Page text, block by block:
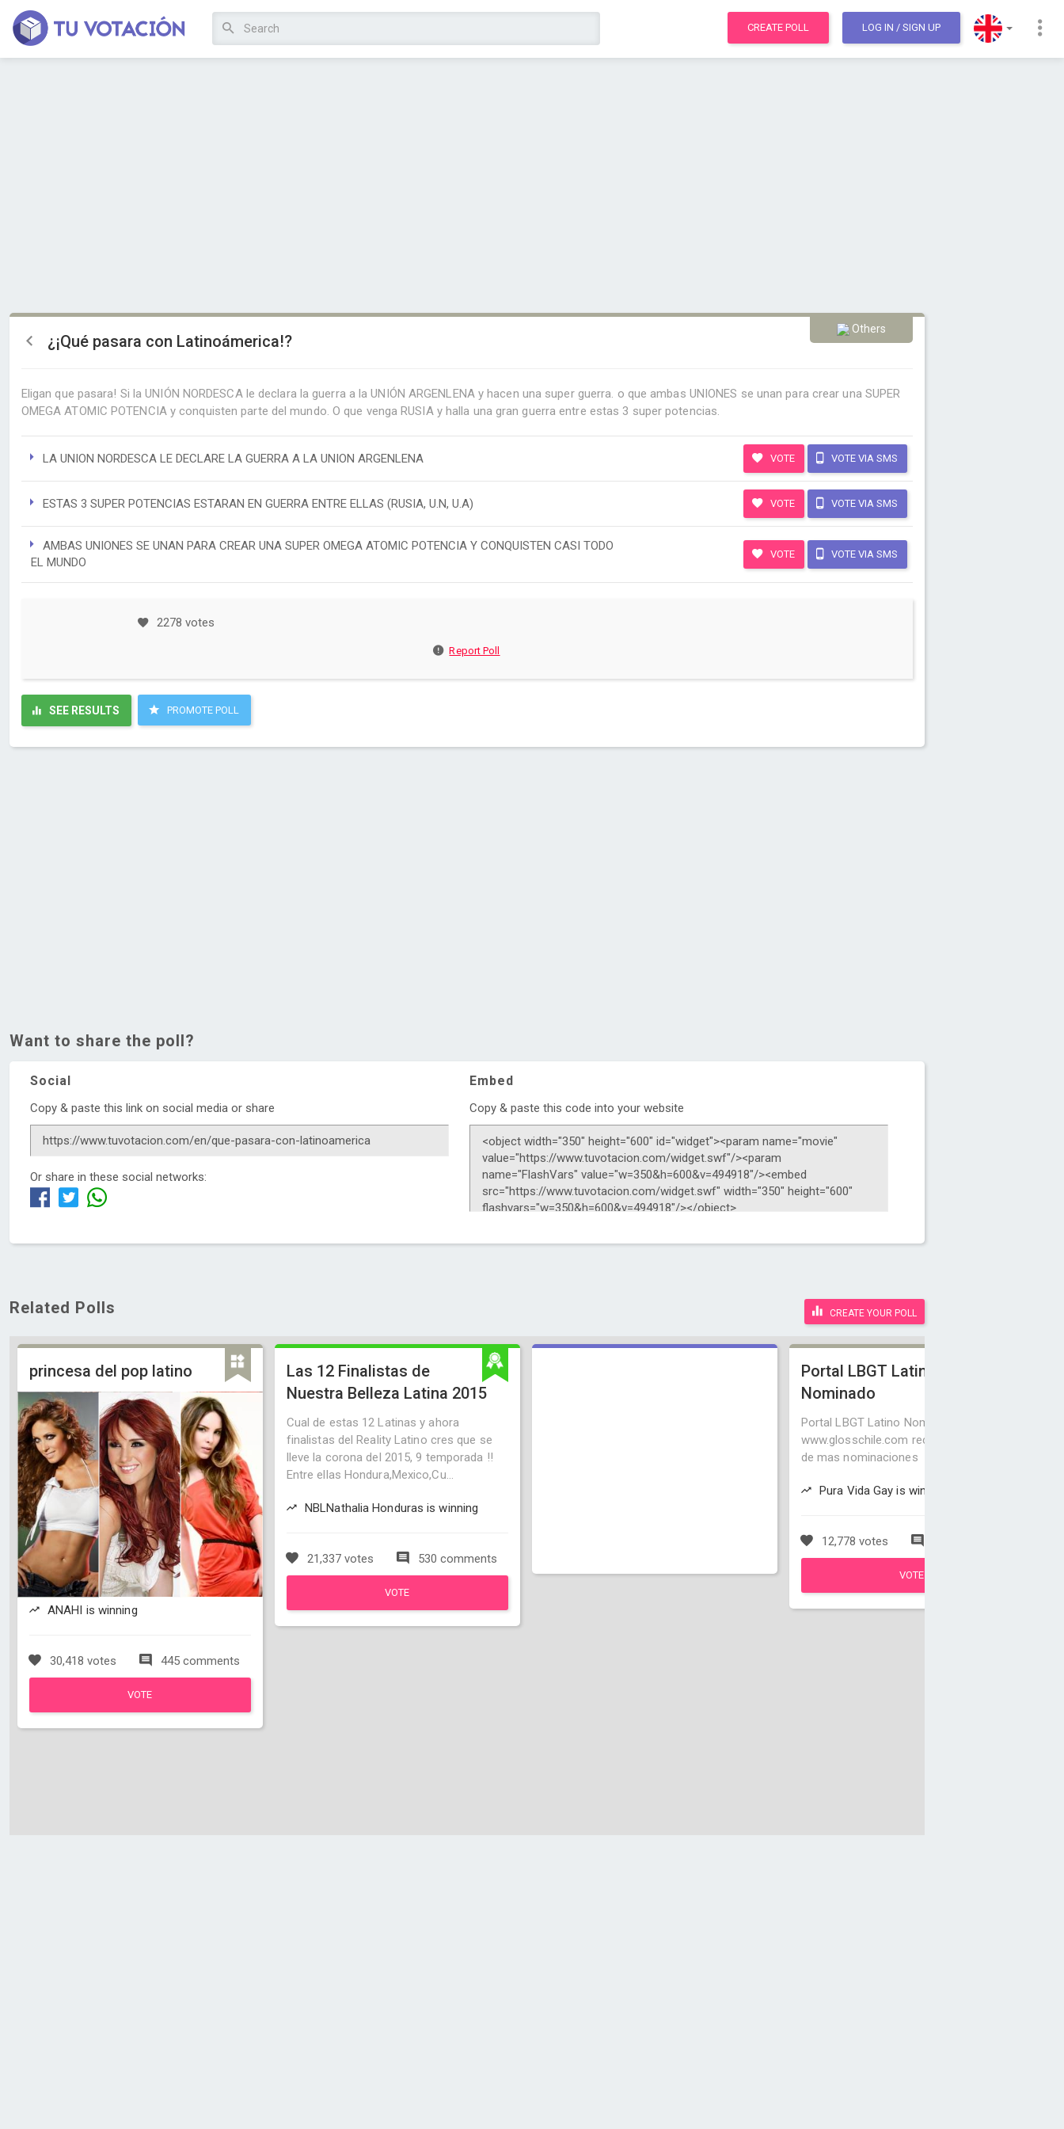
CREATE POLL LOG IN / SIGN UP
Others
¿¡Qué pasara con Latinoámerica!?
Eligan que pasara! Si la UNIÓN NORDESCA le declara la guerra a la UNIÓN ARGENLENA y hacen una super guerra. o que ambas UNIONES se unan para crear una SUPER
OMEGA ATOMIC POTENCIA y conquisten parte del mundo. O que venga RUSIA y halla una gran guerra entre estas 3 super potencias.
LA UNION NORDESCA LE DECLARE LA GUERRA A LA UNION ARGENLENA VOTE VOTE VIA SMS
ESTAS 3 SUPER POTENCIAS ESTARAN EN GUERRA ENTRE ELLAS (RUSIA, U.N, U.A) VOTE VOTE VIA SMS
AMBAS UNIONES SE UNAN PARA CREAR UNA SUPER OMEGA ATOMIC POTENCIA Y CONQUISTEN CASI TODO
EL MUNDO
VOTE VOTE VIA SMS
2278 votes
Report Poll
SEE RESULTS PROMOTE POLL
Want to share the poll?
Social Embed
Copy & paste this link on social media or share
Or share in these social networks:
Copy & paste this code into your website
Related Polls CREATE YOUR POLL
princesa del pop latino
ANAHI is winning
30,418 votes 445 comments
VOTE
Las 12 Finalistas de
Nuestra Belleza Latina 2015
Cual de estas 12 Latinas y ahora
finalistas del Reality Latino cres que se
lleve la corona del 2015, 9 temporada !!
Entre ellas Hondura,Mexico,Cu...
NBLNathalia Honduras is winning
21,337 votes 530 comments
VOTE
Portal LBGT Latino
Nominado
Portal LBGT Latino Nominado Por
www.glosschile.com recuerda visitar las
de mas nominaciones
Pura Vida Gay is winning
12,778 votes
VOTE